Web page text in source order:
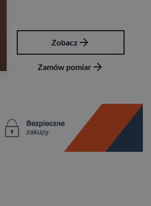
Zobacz
Zamów pomiar